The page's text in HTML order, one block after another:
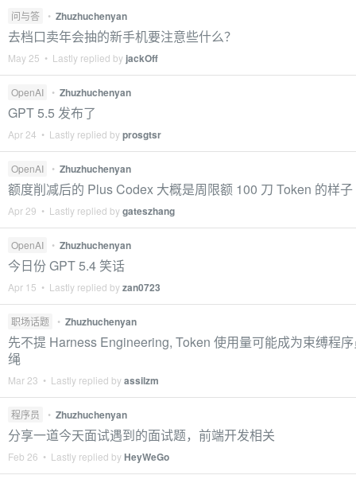
问与答 • Zhuzhuchenyan
去档口卖年会抽的新手机要注意些什么？
May 25 • Lastly replied by jackOff
OpenAI • Zhuzhuchenyan
GPT 5.5 发布了
Apr 24 • Lastly replied byprosgtsr
OpenAI • Zhuzhuchenyan
额度削减后的 Plus Codex 大概是周限额 100 刀 Token 的样子
Apr 29 • Lastly replied bygateszhang
OpenAI • Zhuzhuchenyan
今日份 GPT 5.4 笑话
Apr 15 • Lastly replied byzan0723
职场话题 • Zhuzhuchenyan
先不提 Harness Engineering, Token 使用量可能成为束缚程
绳
Mar 23 • Lastly replied byassilzm
程序员 • Zhuzhuchenyan
分享一道今天面试遇到的面试题，前端开发相关
Feb 26 • Lastly replied byHeyWeGo